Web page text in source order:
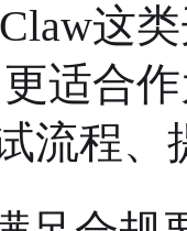
这
更适合
流程、